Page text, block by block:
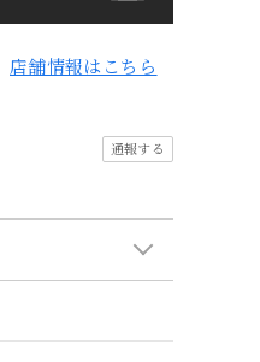
店舗情報はこちら
通報する